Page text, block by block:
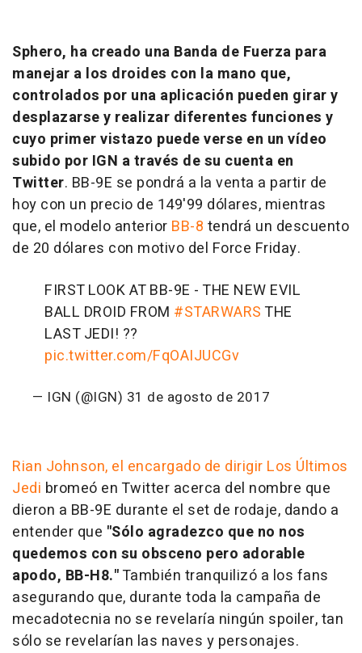
Sphero, ha creado una Banda de Fuerza para
manejar a los droides con la mano que,
controlados por una aplicación pueden girar y
desplazarse y realizar diferentes funciones y
cuyo primer vistazo puede verse en un vídeo
subido por IGN a través de su cuenta en
Twitter. BB-9E se pondrá a la venta a partir de
hoy con un precio de 149'99 dólares, mientras
que, el modelo anterior BB-8 tendrá un descuento
de 20 dólares con motivo del Force Friday.
FIRST LOOK AT BB-9E - THE NEW EVIL
BALL DROID FROM #STARWARS THE
LAST JEDI! ??
pic.twitter.com/FqOAIJUCGv
— IGN (@IGN) 31 de agosto de 2017
Rian Johnson, el encargado de dirigir Los Últimos
Jedi bromeó en Twitter acerca del nombre que
dieron a BB-9E durante el set de rodaje, dando a
entender que "Sólo agradezco que no nos
quedemos con su obsceno pero adorable
apodo, BB-H8."También tranquilizó a los fans
asegurando que, durante toda la campaña de
mecadotecnia no se revelaría ningún spoiler, tan
sólo se revelarían las naves y personajes.